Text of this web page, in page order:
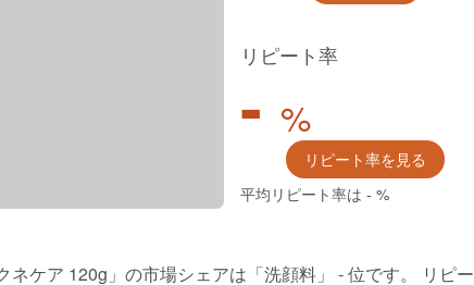
リピート率
- %
リピート率を見る
平均リピート率は - %
ネケア 120g」の市場シェアは「洗顔料」 -位です。
リピー